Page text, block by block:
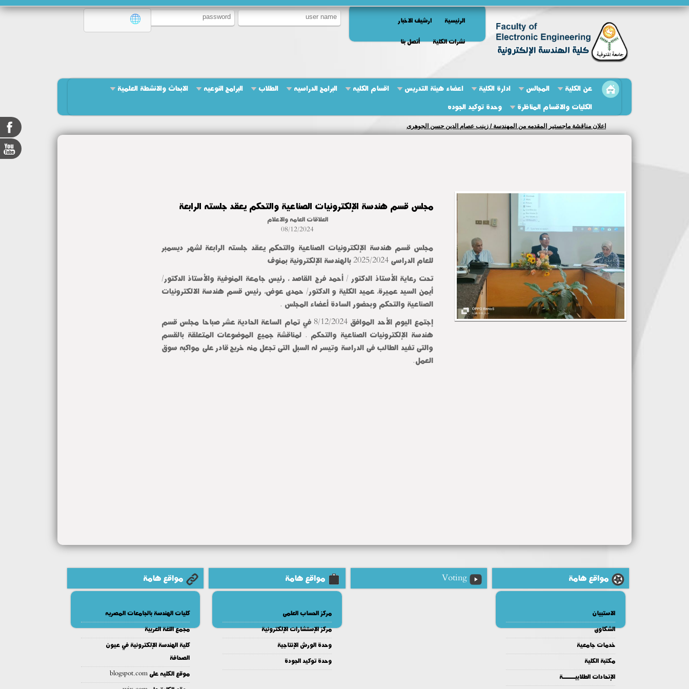
الرئيسية
ارشيف الاخبار
نشرات الكلية
أتصل بنا
عن الكلية المجالس ادارة الكلية اعضاء هيئة التدريس اقسام الكليه البرامج الدراسيه الطلاب البرامج النوعيه
الابحاث والانشطة العلمية
الكليات والاقسام المناظرة
وحدة توكيد الجوده
اعلان مناقشة ماجستير المقدمه من المهندسة / زينب عصام الدين حسن الجوهرى
مجلس قسم هندسة الإلكترونيات الصناعية والتحكم يعقد جلسته الرابعة
العلاقات العامه والاعلام
08/12/2024
مجلس قسم هندسة الإلكترونيات الصناعية والتحكم يعقد جلسته الرابعة لشهر ديسمبر
للعام الدراسى 2025/2024 بالهندسة الإلكترونية بمنوف
تحت رعاية الأستاذ الدكتور / أحمد فرج القاصد ، رئيس جامعة المنوفية والأستاذ الدكتور/
أيمن السيد عميرة، عميد الكلية و الدكتور/ حمدى عوض، رئيس قسم هندسة الالكترونيات
الصناعية والتحكم وبحضور السادة أعضاء المجلس .
إجتمع اليوم الأحد الموافق 8/12/2024 في تمام الساعة الحادية عشر صباحا مجلس قسم
هندسة الإلكترونيات الصناعية والتحكم . لمناقشة جميع الموضوعات المتعلقة بالقسم
والتى تفيد الطالب فى الدراسة وتيسر له السبل التى تجعل منه خريج قادر على مواكبه سوق
العمل.
مواقع هامة
الاستبيان
الشكاوى
خدمات جامعية
مكتبة الكلية
الإتحادات الطلابيــــــة
Voting مواقع هامة
مركز الحساب العلمى
مركز الإستشارات الإلكترونية
وحدة الورش الإنتاجية
وحدة توكيد الجودة
مواقع هامة
كليات الهندسة بالجامعات المصريه
مجمع اللغة العربية
كلية الهندسة الإلكترونية في عيون
الصحافة
موقع الكليه على blogspot.com